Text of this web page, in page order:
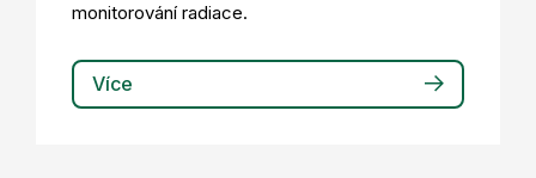
monitorování radiace.
Více